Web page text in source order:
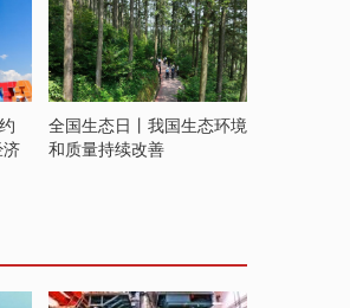
济
全国生态日丨我国生态环境
和质量持续改善